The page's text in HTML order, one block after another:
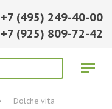
+7 (495) 249-40-00
+7 (925) 809-72-42
Dolche vita